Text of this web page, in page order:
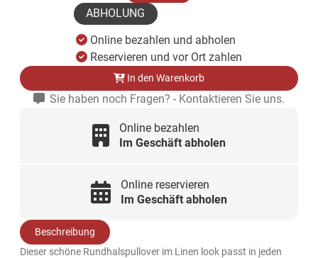
ABHOLUNG
Online bezahlen und abholen
Reservieren und vor Ort zahlen
In den Warenkorb
Sie haben noch Fragen? - Kontaktieren Sie uns.
Online bezahlen
Im Geschäft abholen
Online reservieren
Im Geschäft abholen
Beschreibung
Dieser schöne Rundhalspullover im Linen look passt in jeden